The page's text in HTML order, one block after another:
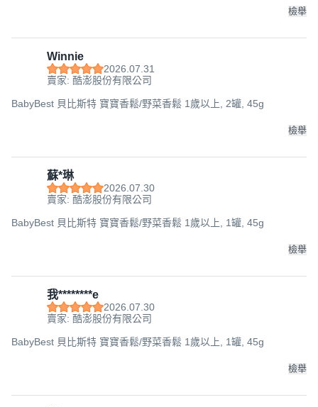
檢舉
Winnie
2026.07.31
賣家: 酷澎股份有限公司
BabyBest 貝比斯特 寶寶香鬆/野菜香鬆 1歲以上, 2罐, 45g
檢舉
蘇*琳
2026.07.30
賣家: 酷澎股份有限公司
BabyBest 貝比斯特 寶寶香鬆/野菜香鬆 1歲以上, 1罐, 45g
檢舉
我********e
2026.07.30
賣家: 酷澎股份有限公司
BabyBest 貝比斯特 寶寶香鬆/野菜香鬆 1歲以上, 1罐, 45g
檢舉